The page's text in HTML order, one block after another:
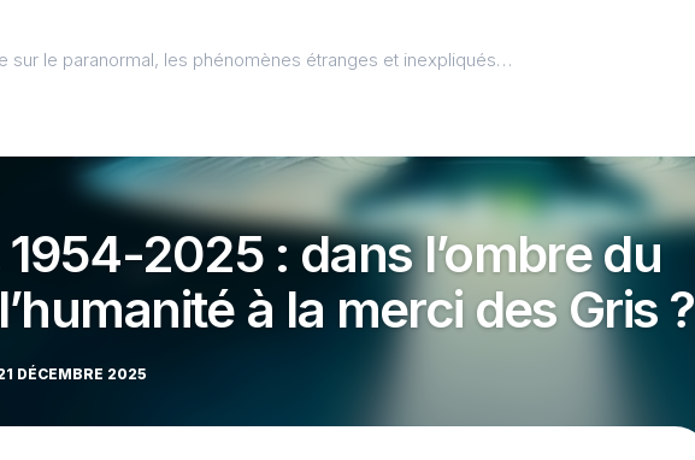
sur le paranormal, les phénomènes étranges et inexpliqués…
2025 : dans l’ombre du
à la merci des Gris ?
DÉCEMBRE 2025